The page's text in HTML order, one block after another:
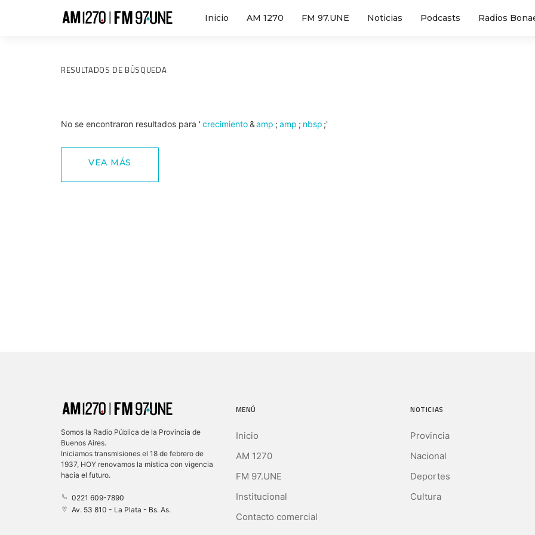
Inicio AM 1270 FM 97.UNE Noticias Podcasts Radios
RESULTADOS DE BÚSQUEDA
No se encontraron resultados para ' crecimiento&amp ; amp ; nbsp ;'
VEA MÁS
Somos la Radio Pública de la Provincia de
Buenos Aires.
Iniciamos transmisiones el 18 de febrero de
1937, HOY renovamos la mística con vigencia
hacia el futuro.
0221 609-7890
Av. 53 810 - La Plata - Bs. As.
MENÚ
Inicio
AM 1270
FM 97.UNE
Institucional
Contacto comercial
NOTICIAS
Provincia
Nacional
Deportes
Cultura